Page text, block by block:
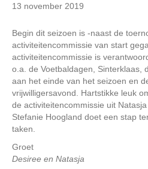
13 november 2019
Begin dit seizoen is -naast de
activiteitencommissie van start
activiteitencommissie is
o.a. de Voetbaldagen, Sinterklaas,
aan het einde van het seizoen en
vrijwilligersavond. Hartstikke leuk
de activiteitencommissie uit
Stefanie Hoogland doet een stap
taken.
Groet
Desiree en Natasja